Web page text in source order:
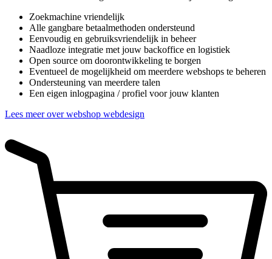
Zoekmachine vriendelijk
Alle gangbare betaalmethoden ondersteund
Eenvoudig en gebruiksvriendelijk in beheer
Naadloze integratie met jouw backoffice en logistiek
Open source om doorontwikkeling te borgen
Eventueel de mogelijkheid om meerdere webshops te beheren
Ondersteuning van meerdere talen
Een eigen inlogpagina / profiel voor jouw klanten
Lees meer over webshop webdesign